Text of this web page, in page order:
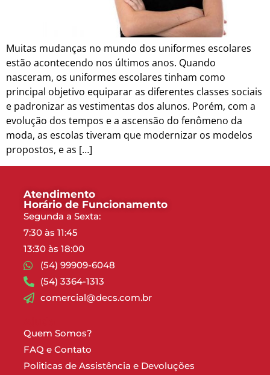
Muitas mudanças no mundo dos uniformes escolares
estão acontecendo nos últimos anos. Quando
nasceram, os uniformes escolares tinham como
principal objetivo equiparar as diferentes classes sociais
e padronizar as vestimentas dos alunos. Porém, com a
evolução dos tempos e a ascensão do fenômeno da
moda, as escolas tiveram que modernizar os modelos
propostos, e as […]
Atendimento
Horário de Funcionamento
Segunda a Sexta:
7:30 às 11:45
13:30 às 18:00
(54) 99909-6048
(54) 3364-1313
comercial@decs.com.br
Quem Somos?
FAQ e Contato
Politicas de Assistência e Devoluções